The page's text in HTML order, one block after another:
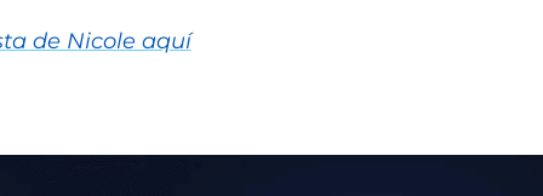
de Nicole aquí